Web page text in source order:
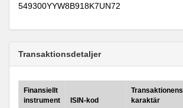
549300YYW8B918K7UN72
Transaktionsdetaljer
Finansiellt
instrument
ISIN-kod
Transaktionens
karaktär